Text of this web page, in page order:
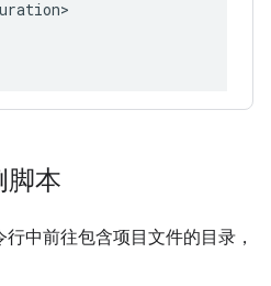
脚本
中前往包含项目文件的目录，